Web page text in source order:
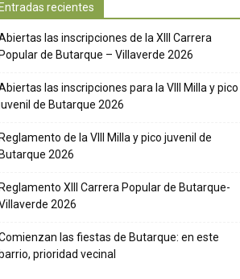
recientes
las inscripciones de la XIII Carrera
de Butarque – Villaverde 2026
las inscripciones para la VIII Milla y pico
de Butarque 2026
de la VIII Milla y pico juvenil de
2026
XIII Carrera Popular de Butarque-
2026
las fiestas de Butarque: en este
prioridad vecinal